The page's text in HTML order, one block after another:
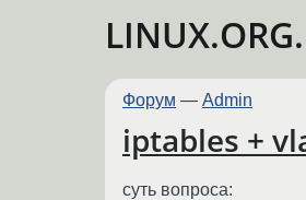
Форум — Admin
iptables +
суть вопроса: